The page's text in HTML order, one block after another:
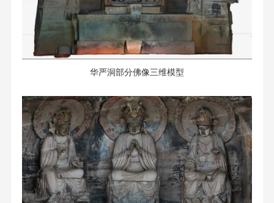
华严洞部分佛像三维模型